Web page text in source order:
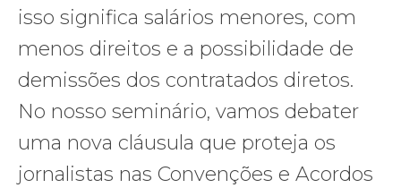
isso significa salários menores, com
menos direitos e a possibilidade de
demissões dos contratados diretos.
No nosso seminário, vamos debater
uma nova cláusula que proteja os
jornalistas nas Convenções e Acordos